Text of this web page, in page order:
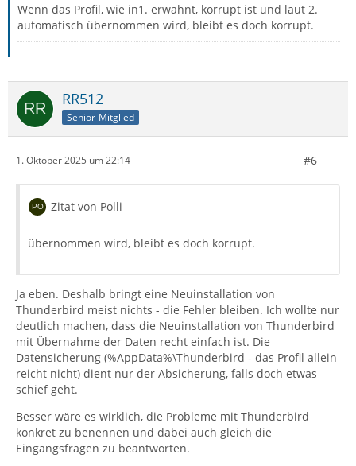
Wenn das Profil, wie in1. erwähnt, korrupt ist und laut 2.
automatisch übernommen wird, bleibt es doch korrupt.
RR512
Senior-Mitglied
1. Oktober 2025 um 22:14 #6
Zitat von Polli
übernommen wird, bleibt es doch korrupt.
Ja eben. Deshalb bringt eine Neuinstallation von
Thunderbird meist nichts - die Fehler bleiben. Ich wollte nur
deutlich machen, dass die Neuinstallation von Thunderbird
mit Übernahme der Daten recht einfach ist. Die
Datensicherung (%AppData%\Thunderbird - das Profil allein
reicht nicht) dient nur der Absicherung, falls doch etwas
schief geht.
Besser wäre es wirklich, die Probleme mit Thunderbird
konkret zu benennen und dabei auch gleich die
Eingangsfragen zu beantworten.